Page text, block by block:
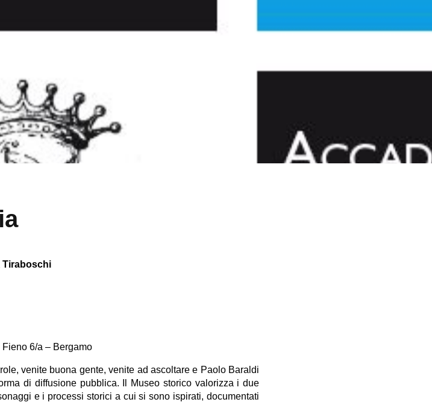
Tiraboschi
6/a – Bergamo
venite buona gente, venite ad ascoltare e Paolo Baraldi
di diffusione pubblica. Il Museo storico valorizza i due
e i processi storici a cui si sono ispirati, documentati